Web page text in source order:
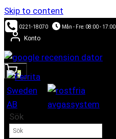
Skip to content
0221-18070 Mån - Fre: 08:00 - 17:00
Konto
0
Sök